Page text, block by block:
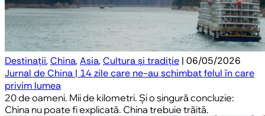
Destinații,China,Asia,Cultura și tradiție | 06/05/2026
Jurnal de China | 14 zile care ne-au schimbat felul în care
privim lumea
20 de oameni. Mii de kilometri. Și o singură concluzie:
China nu poate fi explicată. China trebuie trăită.